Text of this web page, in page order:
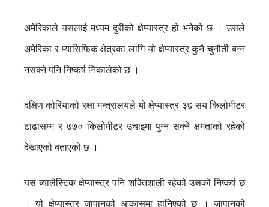
अमेरिकाले यसलाई मध्यम दुरीको क्षेप्यास्त्र हो भनेको छ । उसले
अमेरिका र प्यासिफिक क्षेत्रका लागि यो क्षेप्यास्त्र कुनै चुनौती बन्न
नसक्ने पनि निष्कर्ष निकालेको छ ।
दक्षिण कोरियाको रक्षा मन्त्रालयले यो क्षेप्यास्त्र ३७ सय किलोमीटर
टाढासम्म र ७७० किलोमीटर उचाइमा पुग्न सक्ने क्षमताको रहेको
देखाएको बताएको छ ।
यस ब्यालेस्टिक क्षेप्यास्त्र पनि शक्तिशाली रहेको उसको निष्कर्ष छ
। यो क्षेप्यास्त्र जापानको आकासमा हानिएको छ । जापानको